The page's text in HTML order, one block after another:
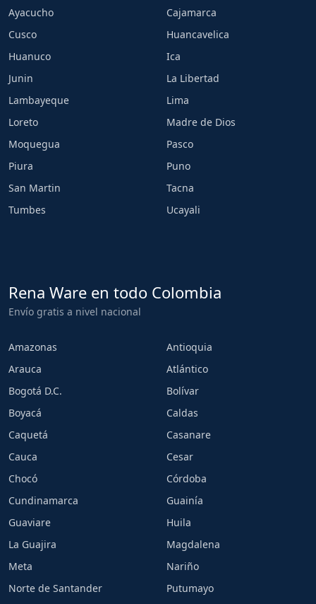
Ayacucho
Cajamarca
Cusco
Huancavelica
Huanuco
Ica
Junin
La Libertad
Lambayeque
Lima
Loreto
Madre de Dios
Moquegua
Pasco
Piura
Puno
San Martin
Tacna
Tumbes
Ucayali
Rena Ware en todo Colombia
Envío gratis a nivel nacional
Amazonas
Antioquia
Arauca
Atlántico
Bogotá D.C.
Bolívar
Boyacá
Caldas
Caquetá
Casanare
Cauca
Cesar
Chocó
Córdoba
Cundinamarca
Guainía
Guaviare
Huila
La Guajira
Magdalena
Meta
Nariño
Norte de Santander
Putumayo